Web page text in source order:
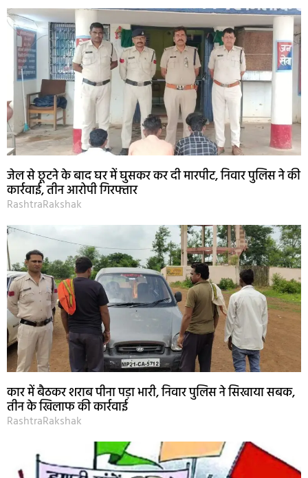
जेल से छूटने के बाद घर में घुसकर कर दी मारपीट, निवार पुलिस ने की
कार्रवाई, तीन आरोपी गिरफ्तार
RashtraRakshak
कार में बैठकर शराब पीना पड़ा भारी, निवार पुलिस ने सिखाया सबक,
तीन के खिलाफ की कार्रवाई
RashtraRakshak